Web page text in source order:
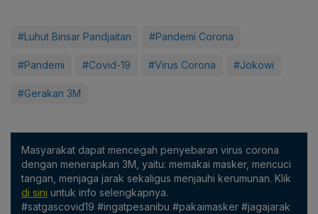
#Luhut Binsar Pandjaitan #Pandemi Corona
#Pandemi #Covid-19 #Virus Corona #Jokowi
#Gerakan 3M
Masyarakat dapat mencegah penyebaran virus corona
dengan menerapkan 3M, yaitu: memakai masker, mencuci
tangan, menjaga jarak sekaligus menjauhi kerumunan. Klik
di sini untuk info selengkapnya.
#satgascovid19 #ingatpesanibu #pakaimasker #jagajarak